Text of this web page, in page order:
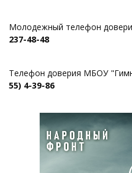
Молодежный телефон
237-48-48
Телефон доверия МБОУ
55) 4-39-86